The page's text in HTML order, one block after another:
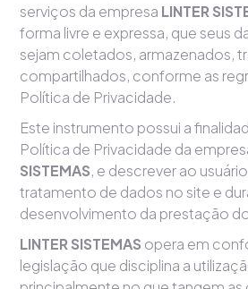
serviços da empresa LINTER
forma livre e expressa, que seus
sejam coletados, armazenados,
compartilhados, conforme as
Política de Privacidade.
Este instrumento possui a
Política de Privacidade da
SISTEMAS, e descrever ao
tratamento de dados no site e
desenvolvimento da prestação
LINTER SISTEMAS opera em
legislação que disciplina a